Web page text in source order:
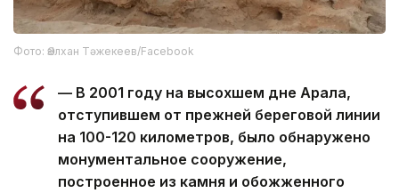
Фото: Әзілхан Тәжекеев/Facebook
— В 2001 году на высохшем дне Арала,
отступившем от прежней береговой линии
на 100-120 километров, было обнаружено
монументальное сооружение,
построенное из камня и обожженного